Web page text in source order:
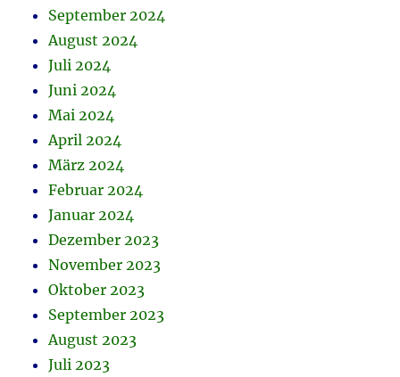
September 2024
August 2024
Juli 2024
Juni 2024
Mai 2024
April 2024
März 2024
Februar 2024
Januar 2024
Dezember 2023
November 2023
Oktober 2023
September 2023
August 2023
Juli 2023